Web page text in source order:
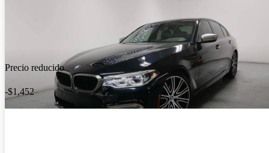
Precio reducido
-$1,452